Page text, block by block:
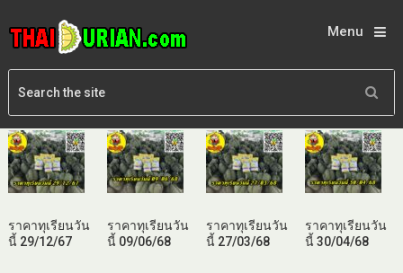
Menu
ราคาทุเรียนวัน
นี้ 29/12/67
ราคาทุเรียนวัน
นี้ 09/06/68
ราคาทุเรียนวัน
นี้ 27/03/68
ราคาทุเรียนวัน
นี้ 30/04/68